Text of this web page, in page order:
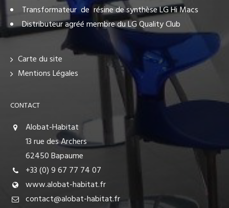
Transformateur de résine de synthèse LG Hi Macs
Distributeur agréé membre du LG Quality Club
Carte du site
Mentions Légales
CONTACT
Alobat-Habitat
13 rue des Archers
62450 Bapaume
+33 (0) 9 67 77 74 07
www.alobat-habitat.fr
contact@alobat-habitat.fr